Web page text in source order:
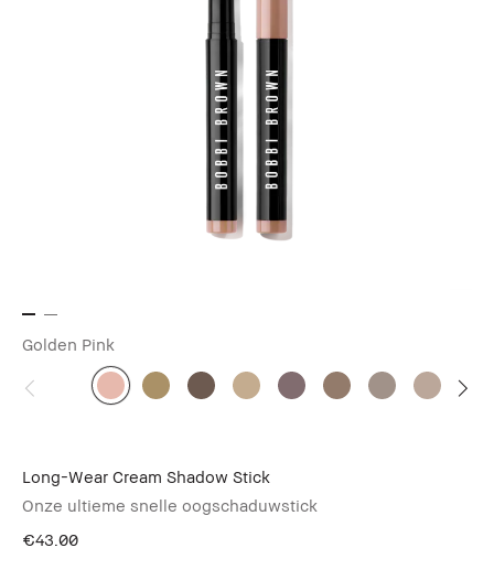
Golden Pink
Long-Wear Cream Shadow Stick
Onze ultieme snelle oogschaduwstick
€43.00